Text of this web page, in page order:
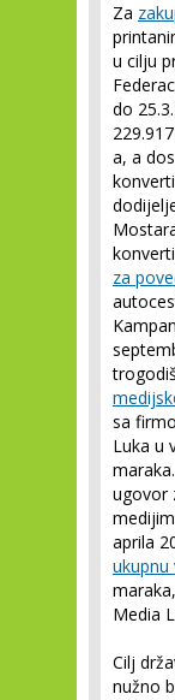
Za
u cilju
do
a, a
za
sa
Luka u
ugovor
aprila
Media
Cilj
nužno